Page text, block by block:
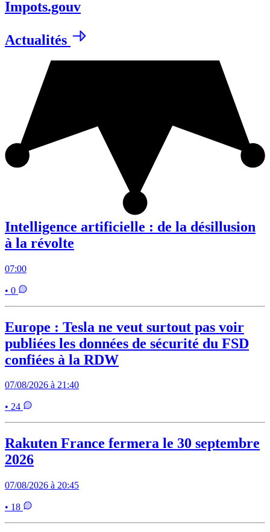
Impots.gouv
Actualités
Intelligence artificielle : de la désillusion
à la révolte
07:00
• 0
Europe : Tesla ne veut surtout pas voir
publiées les données de sécurité du FSD
confiées à la RDW
07/08/2026 à 21:40
• 24
Rakuten France fermera le 30 septembre
2026
07/08/2026 à 20:45
• 18